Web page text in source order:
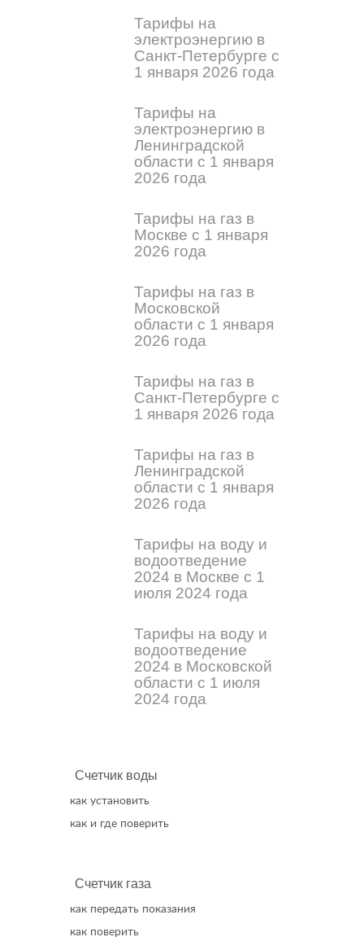
Тарифы на
электроэнергию в
Санкт-Петербурге с
1 января 2026 года
Тарифы на
электроэнергию в
Ленинградской
области с 1 января
2026 года
Тарифы на газ в
Москве с 1 января
2026 года
Тарифы на газ в
Московской
области с 1 января
2026 года
Тарифы на газ в
Санкт-Петербурге с
1 января 2026 года
Тарифы на газ в
Ленинградской
области с 1 января
2026 года
Тарифы на воду и
водоотведение
2024 в Москве с 1
июля 2024 года
Тарифы на воду и
водоотведение
2024 в Московской
области с 1 июля
2024 года
Счетчик воды
как установить
как и где поверить
Счетчик газа
как передать показания
как поверить